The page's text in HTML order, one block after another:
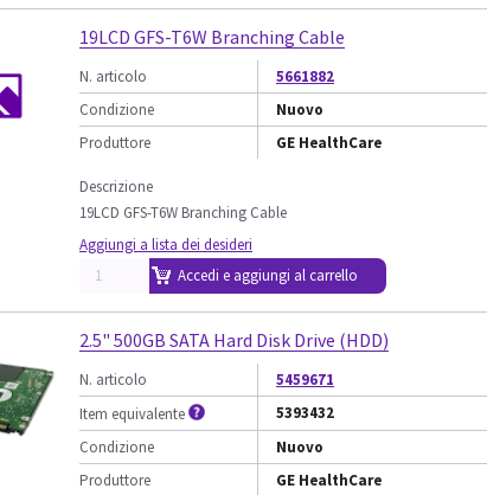
19LCD GFS-T6W Branching Cable
N. articolo
5661882
Condizione
Nuovo
Produttore
GE HealthCare
Descrizione
19LCD GFS-T6W Branching Cable
Aggiungi a lista dei desideri
Accedi e aggiungi al carrello
2.5" 500GB SATA Hard Disk Drive (HDD)
N. articolo
5459671
Item equivalente
5393432
Condizione
Nuovo
Produttore
GE HealthCare